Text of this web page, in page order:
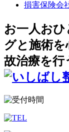
損害保険会
お一人お
グと施術
故治療を行